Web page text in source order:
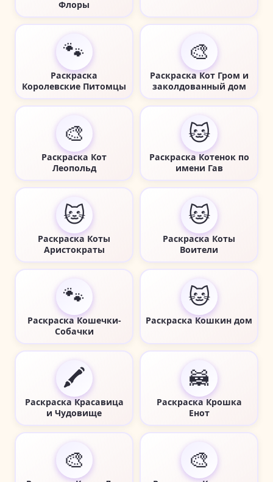
Флоры
🐾
Раскраска
Королевские Питомцы
🎨
Раскраска Кот Гром и
заколдованный дом
🎨
Раскраска Кот
Леопольд
🐱
Раскраска Котенок по
имени Гав
🐱
Раскраска Коты
Аристократы
🐱
Раскраска Коты
Воители
🐾
Раскраска Кошечки-
Собачки
🐱
Раскраска Кошкин дом
🖍️
Раскраска Красавица
и Чудовище
🦝
Раскраска Крошка
Енот
🎨 🎨